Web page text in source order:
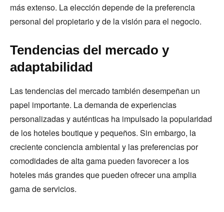
más extenso. La elección depende de la preferencia
personal del propietario y de la visión para el negocio.
Tendencias del mercado y
adaptabilidad
Las tendencias del mercado también desempeñan un
papel importante. La demanda de experiencias
personalizadas y auténticas ha impulsado la popularidad
de los hoteles boutique y pequeños. Sin embargo, la
creciente conciencia ambiental y las preferencias por
comodidades de alta gama pueden favorecer a los
hoteles más grandes que pueden ofrecer una amplia
gama de servicios.